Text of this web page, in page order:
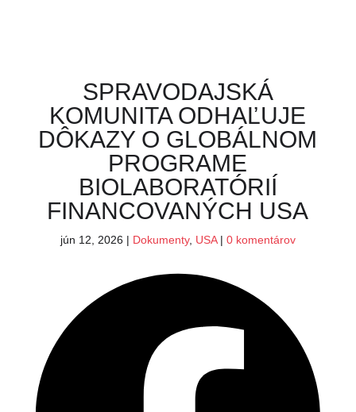
SPRAVODAJSKÁ
KOMUNITA ODHAĽUJE
DÔKAZY O GLOBÁLNOM
PROGRAME
BIOLABORATÓRIÍ
FINANCOVANÝCH USA
jún 12, 2026 | Dokumenty, USA| 0 komentárov